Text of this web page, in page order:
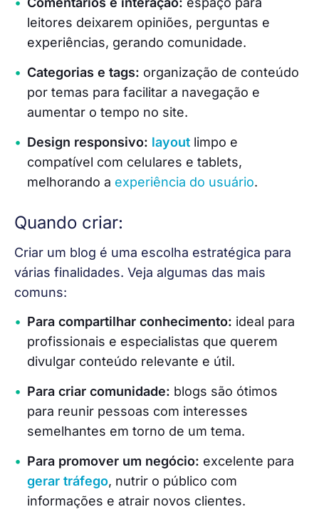
leitores deixarem opiniões, perguntas e
experiências, gerando comunidade.
Categorias e tags: organização de conteúdo
por temas para facilitar a navegação e
aumentar o tempo no site.
Design responsivo: layout limpo e
compatível com celulares e tablets,
melhorando a experiência do usuário.
Quando criar:
Criar um blog é uma escolha estratégica para
várias finalidades. Veja algumas das mais
comuns:
Para compartilhar conhecimento: ideal para
profissionais e especialistas que querem
divulgar conteúdo relevante e útil.
Para criar comunidade: blogs são ótimos
para reunir pessoas com interesses
semelhantes em torno de um tema.
Para promover um negócio: excelente para
gerar tráfego, nutrir o público com
informações e atrair novos clientes.